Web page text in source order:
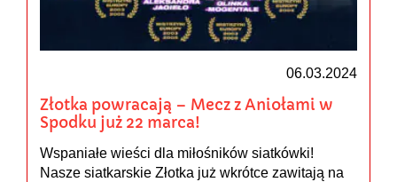
06.03.2024
Złotka powracają – Mecz z Aniołami w
Spodku już 22 marca!
Wspaniałe wieści dla miłośników siatkówki!
Nasze siatkarskie Złotka już wkrótce zawitają na